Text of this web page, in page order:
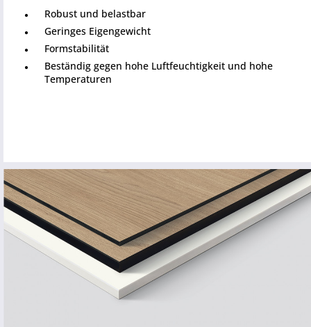
Robust und belastbar
Geringes Eigengewicht
Formstabilität
Beständig gegen hohe Luftfeuchtigkeit und hohe
Temperaturen